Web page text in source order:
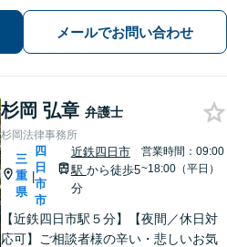
様に寄り添い、解決まで真摯に対応し
てまいります【多才な他士業との連携
が強み】【完全個室でご相談】
メールでお問い合わせ
杉岡 弘章 弁護士
杉岡法律事務所
三
重
県
|
四
日
市
市
近鉄四日市
駅 から徒歩5
分
営業時間：09:00
~18:00（平日）
【近鉄四日市駅５分】【夜間／休日対
応可】ご相談者様の辛い・悲しいお気